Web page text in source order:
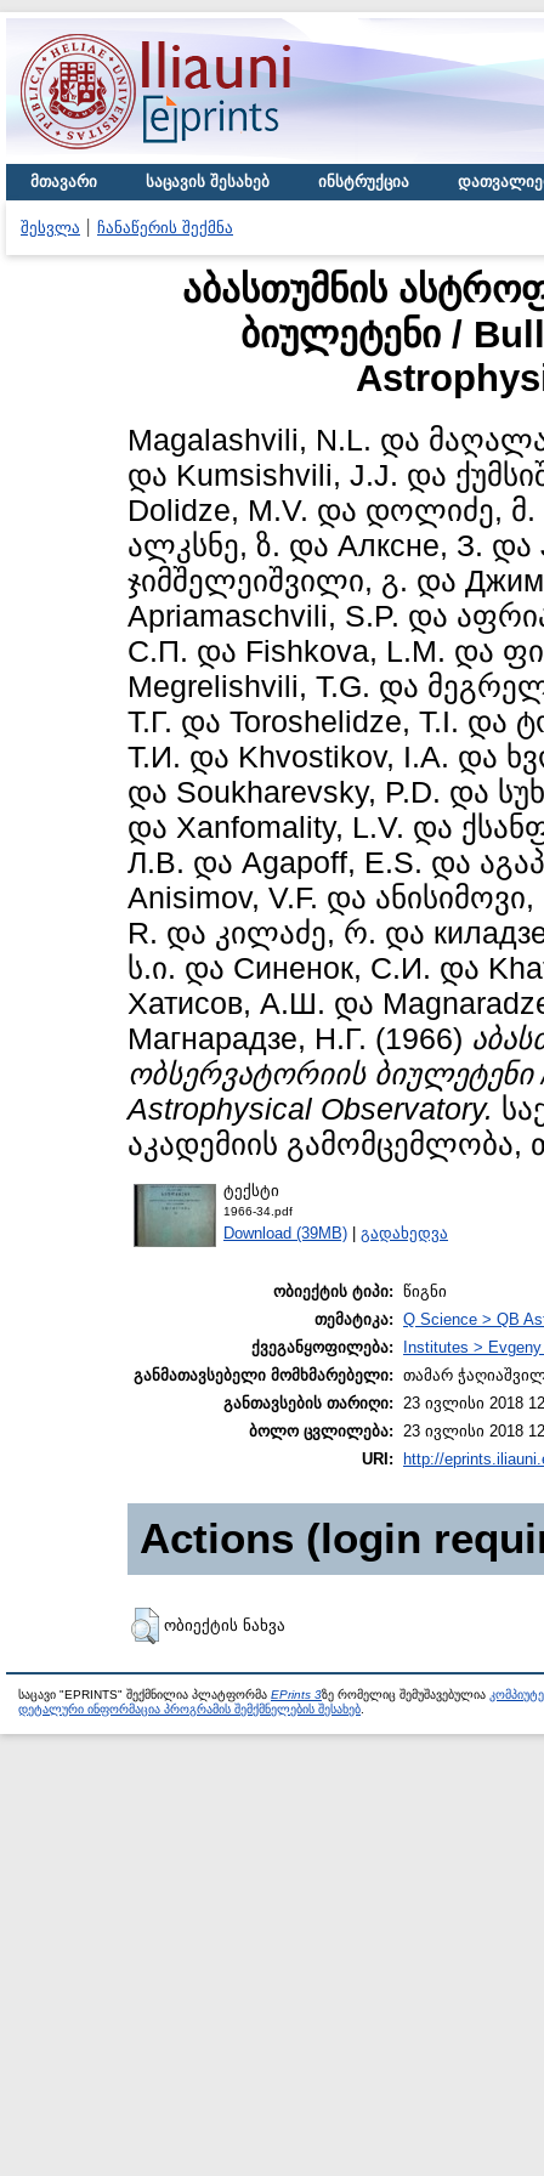
მთავარი საცავის შესახებ ინსტრუქცია
შესვლა ჩანაწერის შექმნა
აბასთუმნის
ბიულეტენი /
Magalashvili, N.L. და
და Kumsishvili, J.J. და
Dolidze, M.V. და დოლიძე, მ.
ალკსნე, ზ. და Алксне, З. და
ჯიმშელეიშვილი, გ. და
Apriamaschvili, S.P. და
С.П. და Fishkova, L.M. და
Megrelishvili, T.G. და
Т.Г. და Toroshelidze, T.I. და
Т.И. და Khvostikov, I.A. და
და Soukharevsky, P.D. და
და Xanfomality, L.V. და
Л.В. და Agapoff, E.S. და
Anisimov, V.F. და
R. და კილაძე, რ. და
ს.ი. და Синенок, С.И. და
Хатисов, А.Ш. და
Магнарадзе, Н.Г. (1966)
ობსერვატორიის ბიულეტენი
Astrophysical Observatory.
აკადემიის გამომცემლობა,
ტექსტი
1966-34.pdf
Download (39MB) | გადახედვა
ობიექტის ტიპი: წიგნი
თემატიკა: Q Science > QB
ქვეგანყოფილება:
Institutes >
განმათავსებელი მომხმარებელი: თამარ
განთავსების თარიღი: 23 ივლისი 2018
ბოლო ცვლილება: 23 ივლისი 2018
URI:
http://
Actions (login
ობიექტის ნახვა
საცავი "EPRINTS" შექმნილია პლატფორმა EPrints 3ზე რომელიც შემუშავებულია
დეტალური ინფორმაცია პროგრამის შემქმნელების შესახებ.